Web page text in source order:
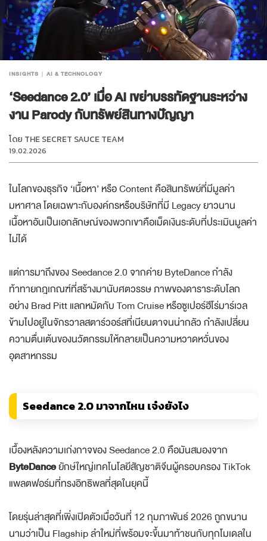
INSIGHTS AI & TECHNOLOGY
‘Seedance 2.0’ เมื่อ AI เขย่าบรรทัดฐานระหว่าง
งาน Parody กับทรัพย์สินทางปัญญา
โดย THE SECRET SAUCE TEAM
19.02.2026
ในโลกของธุรกิจ ‘เนื้อหา’ หรือ Content คือสินทรัพย์ที่มีมูลค่า
มหาศาล โดยเฉพาะกับองค์กรหรือบริษัทที่มี Legacy ยาวนาน
เนื้อหาอันเป็นเอกลักษณ์ของพวกเขาคือเม็ดเงินระดับที่ประเมินมูลค่า
ไม่ได้
แต่การมาถึงของ Seedance 2.0 จากค่าย ByteDance กำลัง
ท้าทายกฎเกณฑ์ที่สร้างมานับศตวรรษ ภาพของดาราระดับโลก
อย่าง Brad Pitt แลกหมัดกับ Tom Cruise หรือซูเปอร์ฮีโร่มาร์เวล
ข้ามไปอยู่ในจักรวาลสตาร์วอร์สที่เนียนตาจนน่ากลัว กำลังเปลี่ยน
ความตื่นเต้นของนวัตกรรมให้กลายเป็นความหวาดหวั่นของ
อุตสาหกรรม
Seedance 2.0 มาจากไหน เจ๋งยังไง
เบื้องหลังความเก่งกาจของ Seedance 2.0 คือมันสมองจาก
ByteDanceยักษ์ใหญ่เทคโนโลยีสัญชาติจีนผู้ครอบครอง TikTok
แพลตฟอร์มที่ทรงอิทธิพลที่สุดในยุคนี้
โดยรุ่นล่าสุดที่เพิ่งเปิดตัวเมื่อวันที่ 12 กุมภาพันธ์ 2026 ถูกขนาน
นามว่าเป็น Flagship ลำใหม่ที่พร้อมจะขึ้นมาท้าชนกับทุกโมเดลใน